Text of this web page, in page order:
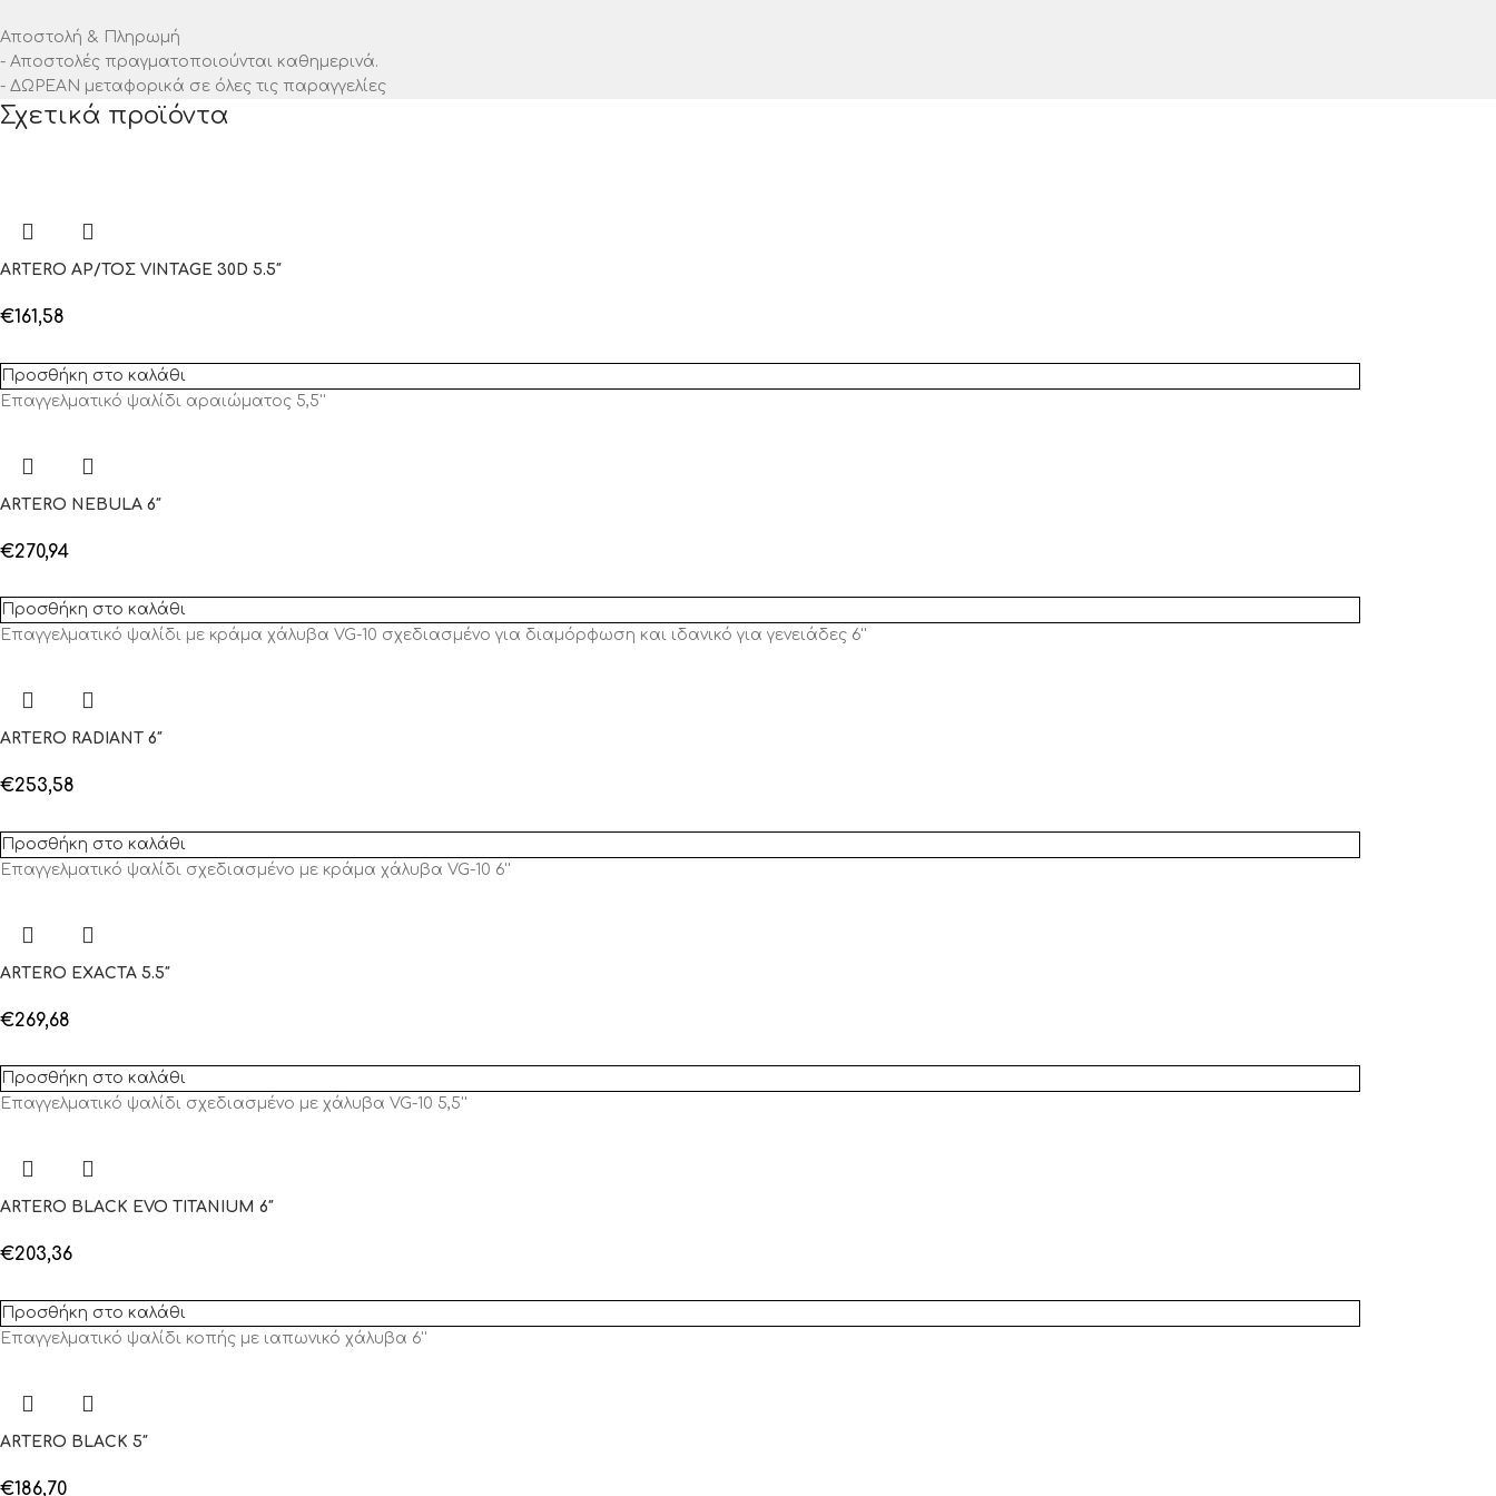
Αποστολή & Πληρωμή
- Αποστολές πραγματοποιούνται καθημερινά.
- ΔΩΡΕΑΝ μεταφορικά σε όλες τις παραγγελίες
Σχετικά προϊόντα
ARTERO ΑΡ/ΤΟΣ VINTAGE 30D 5.5″
€161,58
Προσθήκη στο καλάθι
Επαγγελματικό ψαλίδι αραιώματος 5,5''
ARTERO NEBULA 6″
€270,94
Προσθήκη στο καλάθι
Επαγγελματικό ψαλίδι με κράμα χάλυβα VG-10 σχεδιασμένο για διαμόρφωση και ιδανικό για γενειάδες 6''
ARTERO RADIANT 6″
€253,58
Προσθήκη στο καλάθι
Επαγγελματικό ψαλίδι σχεδιασμένο με κράμα χάλυβα VG-10 6''
ARTERO EXACTA 5.5″
€269,68
Προσθήκη στο καλάθι
Επαγγελματικό ψαλίδι σχεδιασμένο με χάλυβα VG-10 5,5''
ARTERO BLACK EVO TITANIUM 6″
€203,36
Προσθήκη στο καλάθι
Επαγγελματικό ψαλίδι κοπής με ιαπωνικό χάλυβα 6''
ARTERO BLACK 5″
€186,70